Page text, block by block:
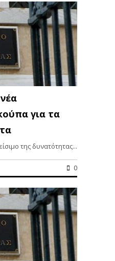
για τα
της δυνατότητας...
0